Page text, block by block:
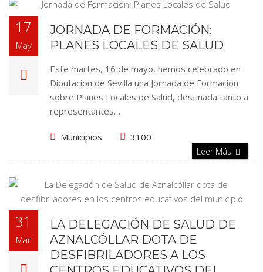
17
May
JORNADA DE FORMACIÓN:
PLANES LOCALES DE SALUD
Este martes, 16 de mayo, hemos celebrado en
Diputación de Sevilla una Jornada de Formación
sobre Planes Locales de Salud, destinada tanto a
representantes…
Municipios 3100
Leer Más
31
Mar
LA DELEGACIÓN DE SALUD DE
AZNALCÓLLAR DOTA DE
DESFIBRILADORES A LOS